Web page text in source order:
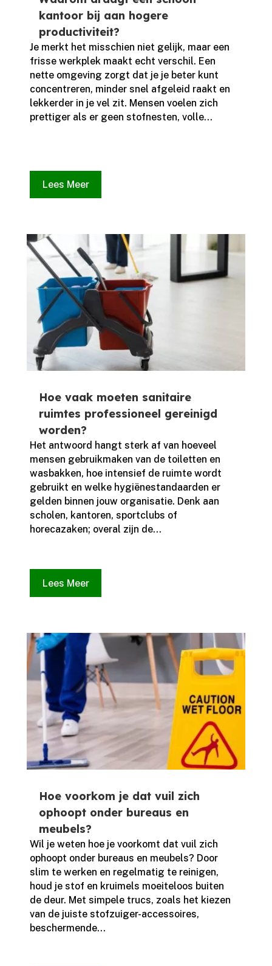
kantoor bij aan hogere
productiviteit?
Je merkt het misschien niet gelijk, maar een
frisse werkplek maakt echt verschil.​ Een
nette omgeving zorgt dat je je beter kunt
concentreren, minder snel afgeleid raakt en
lekkerder in je vel zit.​ Mensen voelen zich
prettiger als er geen stofnesten, volle...
Lees Meer
Hoe vaak moeten sanitaire
ruimtes professioneel gereinigd
worden?
Het antwoord hangt sterk af van hoeveel
mensen gebruikmaken van de toiletten en
wasbakken, hoe intensief de ruimte wordt
gebruikt en welke hygiënestandaarden er
gelden binnen jouw organisatie.​ Denk aan
scholen, kantoren, sportclubs of
horecazaken; overal zijn de...
Lees Meer
Hoe voorkom je dat vuil zich
ophoopt onder bureaus en
meubels?
Wil je weten hoe je voorkomt dat vuil zich
ophoopt onder bureaus en meubels? Door
slim te werken en regelmatig te reinigen,
houd je stof en kruimels moeiteloos buiten
de deur.​ Met simpele trucs, zoals het kiezen
van de juiste stofzuiger-accessoires,
beschermende...